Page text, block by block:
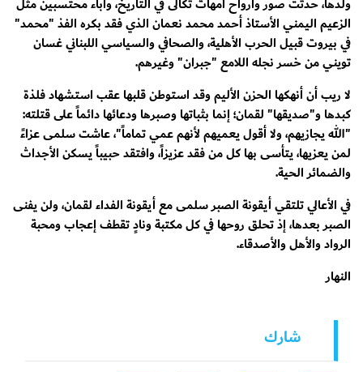
الزعيم اليمني الأستاذ أحمد محمد نعمان الذي فقد بكره الفذ "محمد"
في بيروت قبيل الحرب الأهلية، والصحافي والسياسي اللبناني غسان
تويني من خسر نجله اللامع "جبران" وغيرهم.
لا ريب أن أنهكها الحزن الأليم وقد استوطن قلبها عقب استشهاد فلذة
كبدها و"صديقها" لقمان؛ إنما بثباتها وصبرها ودعائها دائماً على قتلته:
"الله يجازيهم، ولا أقول يعميهم لأنهم عمي تماماً"، عاشت سلمى عزاءً
لمن يعزيها، يتأسى بها كل من فقد عزيزاً، وافتقد حبيباً يسكن الأجداث
والضمائر الحية.
في الأعالي تلتقي أيقونة الصبر سلمى مع أيقونة الفداء لقمان، ولن يفنى
الصبر بعدها، إذ تحلق روحها في كل مكتبة ونادٍ تقطف إعجاب ومحبة
الرواد والأهل والأصدقاء.
النهار
شارك